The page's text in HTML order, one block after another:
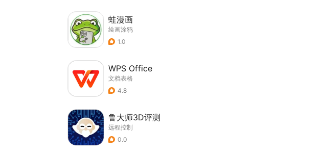
蛙漫画
绘画涂鸦
1.0
WPS Office
文档表格
4.8
鲁大师3D评测
远程控制
0.0